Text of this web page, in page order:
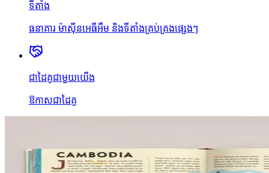
ទីតាំង
ធនាគារ ម៉ាស៊ីនអេធីអឹម និងទីតាំងគ្រប់គ្រងផ្សេងៗ
ជាដៃគូជាមួយយើង
ឱកាសជាដៃគូ